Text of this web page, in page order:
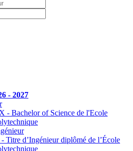
- 2027
- Bachelor of Science de l'Ecole
Titre d’Ingénieur diplômé de l’École